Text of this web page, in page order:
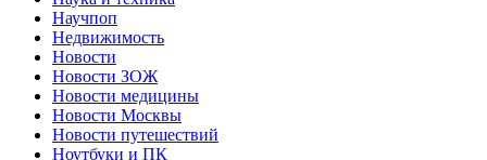
Научпоп
Недвижимость
Новости
Новости ЗОЖ
Новости медицины
Новости Москвы
Новости путешествий
Ноутбуки и ПК